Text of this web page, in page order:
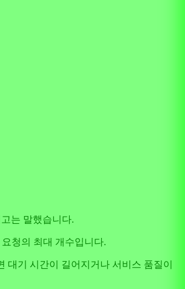
는 말했습니다.
청의 최대 개수입니다.
기 시간이 길어지거나 서비스 품질이